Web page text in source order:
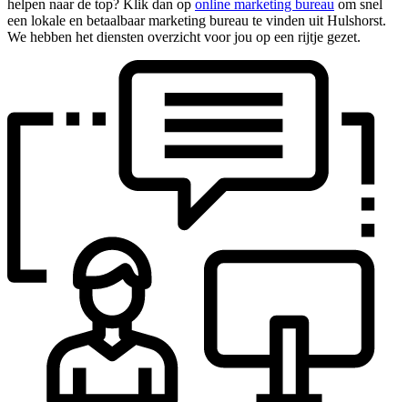
helpen naar de top? Klik dan op online marketing bureau om snel
een lokale en betaalbaar marketing bureau te vinden uit Hulshorst.
We hebben het diensten overzicht voor jou op een rijtje gezet.